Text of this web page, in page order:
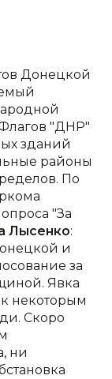
Донецкой
"ДНР"
зданий
районы
По
"За
Лысенко:
и
за
Явка
некоторым
Скоро
ни